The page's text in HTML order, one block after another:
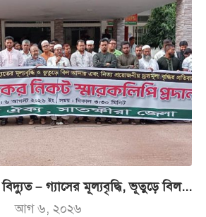
– গ্যাসের মূল্যবৃদ্ধি, ভূতুড়ে বিল...
আগ ৬, ২০২৬